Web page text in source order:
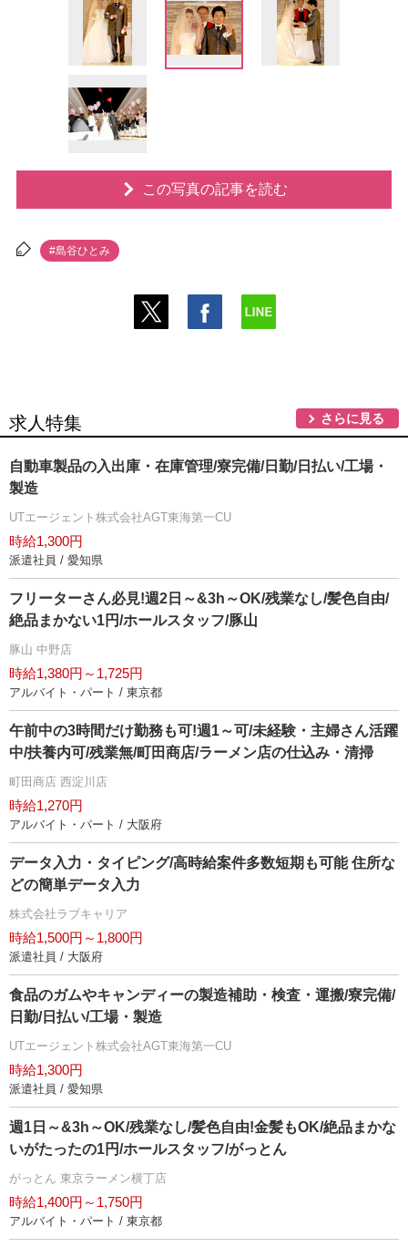
この写真の記事を読む
#島谷ひとみ
求人特集 さらに見る
自動車製品の入出庫・在庫管理/寮完備/日勤/日払い/工場・
製造
UTエージェント株式会社AGT東海第一CU
時給1,300円
派遣社員 / 愛知県
フリーターさん必見!週2日～&3h～OK/残業なし/髪色自由/
絶品まかない1円/ホールスタッフ/豚山
豚山 中野店
時給1,380円～1,725円
アルバイト・パート / 東京都
午前中の3時間だけ勤務も可!週1～可/未経験・主婦さん活躍
中/扶養内可/残業無/町田商店/ラーメン店の仕込み・清掃
町田商店 西淀川店
時給1,270円
アルバイト・パート / 大阪府
データ入力・タイピング/高時給案件多数短期も可能 住所な
どの簡単データ入力
株式会社ラブキャリア
時給1,500円～1,800円
派遣社員 / 大阪府
食品のガムやキャンディーの製造補助・検査・運搬/寮完備/
日勤/日払い/工場・製造
UTエージェント株式会社AGT東海第一CU
時給1,300円
派遣社員 / 愛知県
週1日～&3h～OK/残業なし/髪色自由!金髪もOK/絶品まかな
いがたったの1円/ホールスタッフ/がっとん
がっとん 東京ラーメン横丁店
時給1,400円～1,750円
アルバイト・パート / 東京都